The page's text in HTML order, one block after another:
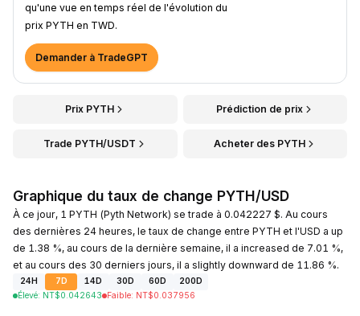
qu'une vue en temps réel de l'évolution du
prix PYTH en TWD.
Demander à TradeGPT
Prix PYTH Prédiction de prix
Trade PYTH/USDT Acheter des PYTH
Graphique du taux de change PYTH/USD
À ce jour, 1 PYTH (Pyth Network) se trade à 0.042227 $. Au cours
des dernières 24 heures, le taux de change entre PYTH et l'USD a up
de 1.38 %, au cours de la dernière semaine, il a increased de 7.01 %,
et au cours des 30 derniers jours, il a slightly downward de 11.86 %.
24H 7D 14D 30D 60D
200D
Élevé: NT$0.042643 Faible: NT$0.037956